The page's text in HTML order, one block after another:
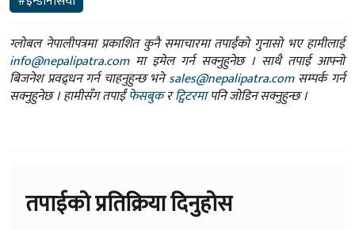
ग्लोबल नेपालीपत्रमा प्रकाशित कुनै समाचारमा तपाईंको गुनासो भए हामीलाई
info@nepalipatra.comमा इमेल गर्न सक्नुहुनेछ । साथै तपाई आफ्नो
बिजनेश प्रवद्र्धन गर्न चाहनुहुन्छ भनेsales@nepalipatra.comसम्पर्क गर्न
सक्नुहुनेछ । हामीसँग तपाईंफेसबुकरट्विटरमापनि जोडिन सक्नुहुन्छ ।
तपाईको प्रतिक्रिया दिनुहोस